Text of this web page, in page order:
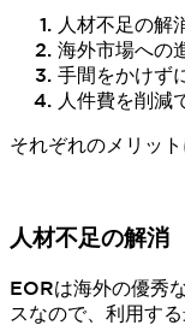
人材不足の解
海外市場への
手間をかけず
人件費を削減
それぞれのメリッ
人材不足の解消
EORは海外の優秀
スなので、利用す